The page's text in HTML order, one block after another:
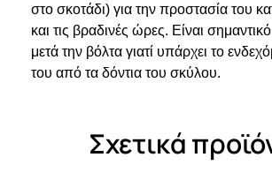
στο σκοτάδι) για την προστασία του
και τις βραδινές ώρες. Είναι
μετά την βόλτα γιατί υπάρχει το
του από τα δόντια του σκύλου.
Σχετικά